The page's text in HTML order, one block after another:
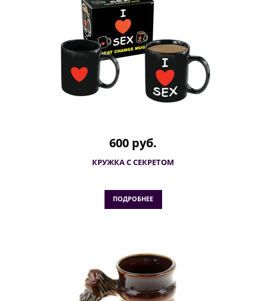
600 руб.
КРУЖКА С СЕКРЕТОМ
ПОДРОБНЕЕ